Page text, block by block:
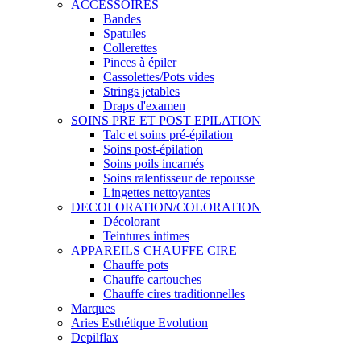
ACCESSOIRES
Bandes
Spatules
Collerettes
Pinces à épiler
Cassolettes/Pots vides
Strings jetables
Draps d'examen
SOINS PRE ET POST EPILATION
Talc et soins pré-épilation
Soins post-épilation
Soins poils incarnés
Soins ralentisseur de repousse
Lingettes nettoyantes
DECOLORATION/COLORATION
Décolorant
Teintures intimes
APPAREILS CHAUFFE CIRE
Chauffe pots
Chauffe cartouches
Chauffe cires traditionnelles
Marques
Aries Esthétique Evolution
Depilflax